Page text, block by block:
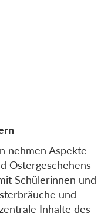
nehmen Aspekte
Ostergeschehens
Schülerinnen und
und
Inhalte des